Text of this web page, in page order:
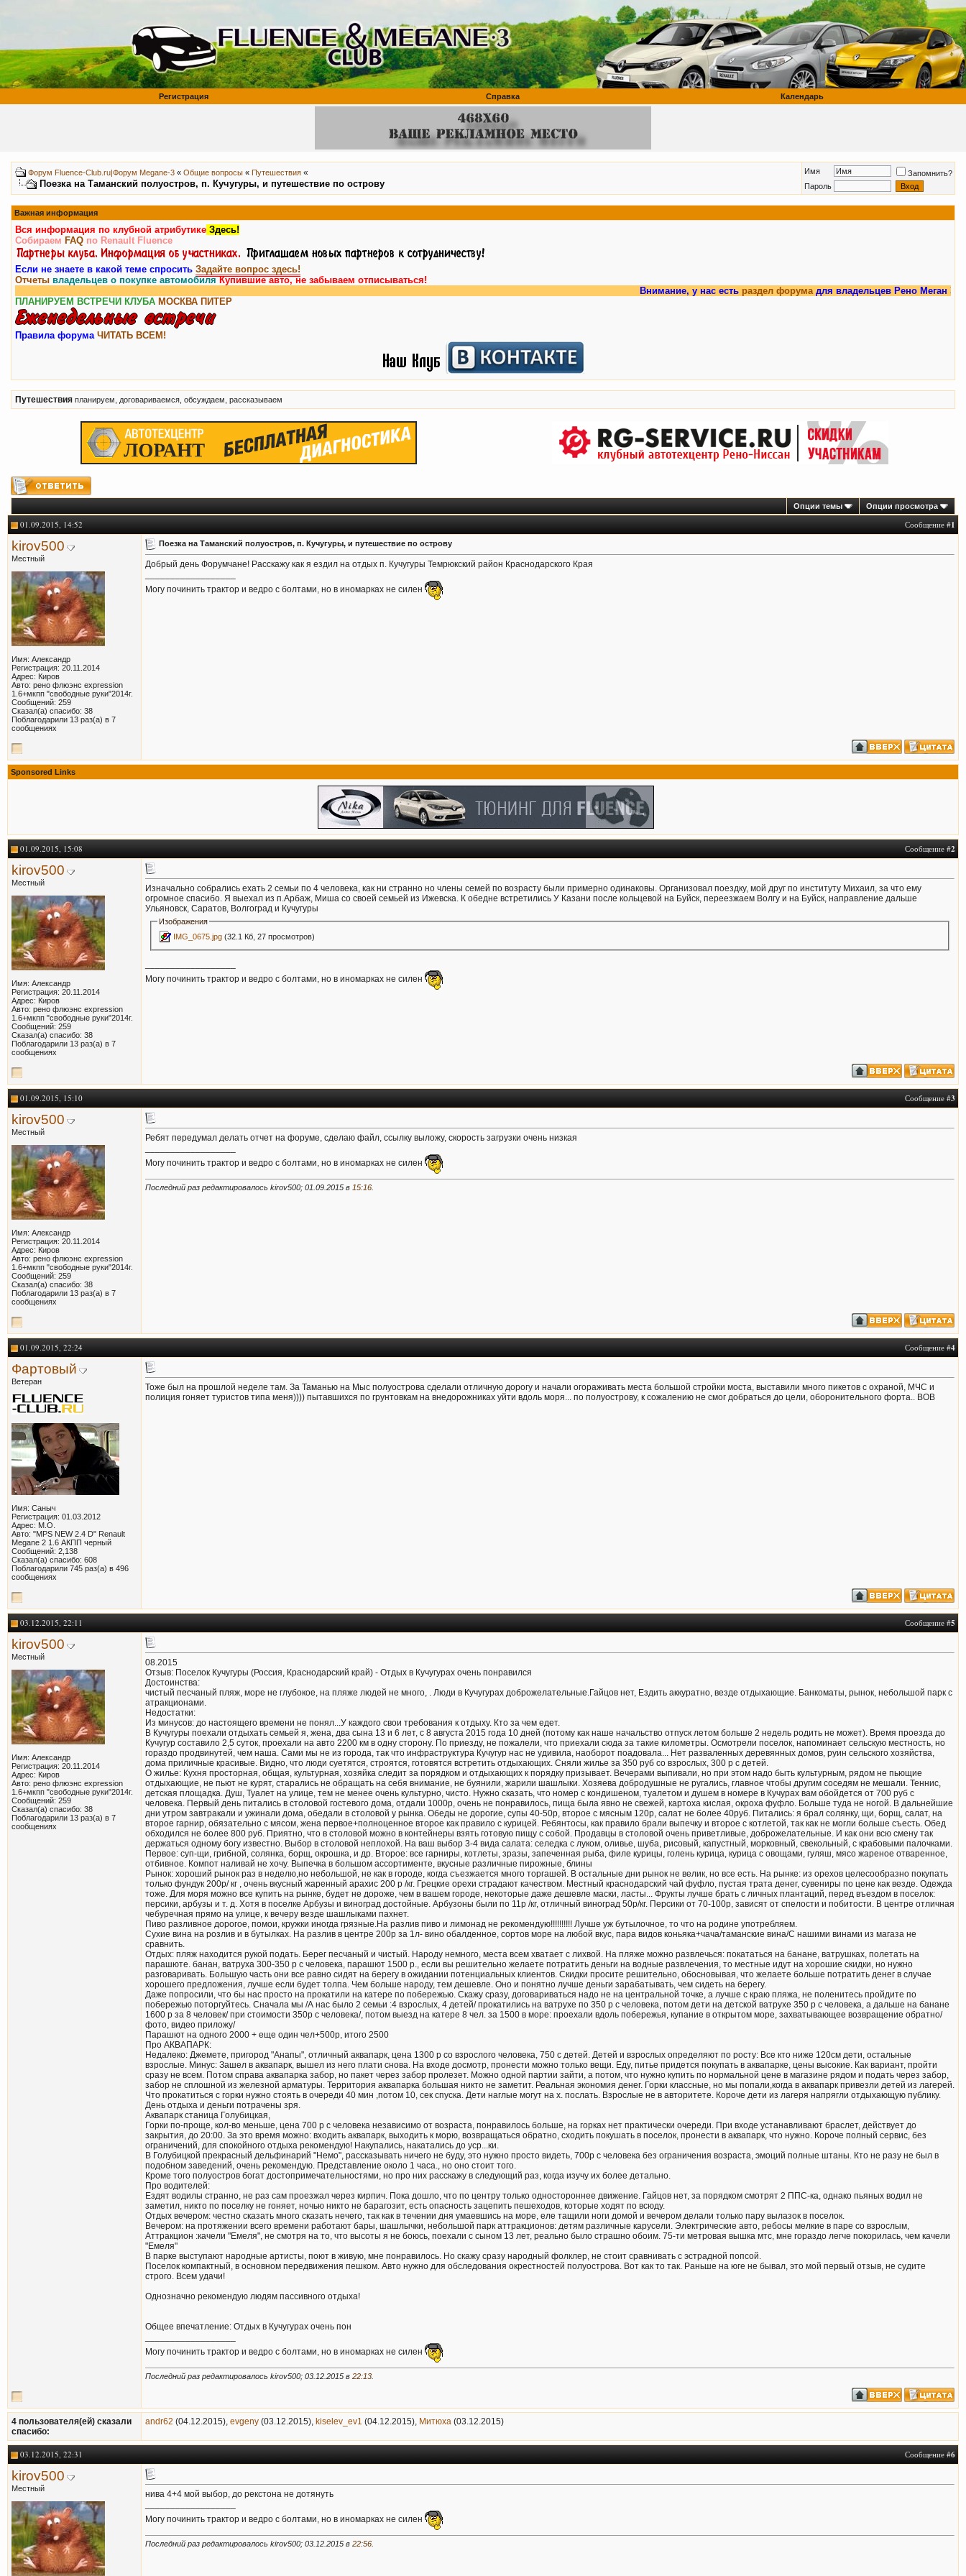
Регистрация Справка Календарь
Форум Fluence-Club.ru|Форум Megane-3 « Общие вопросы « Путешествия «
Поезка на Таманский полуостров, п. Кучугуры, и путешествие по острову
Имя
Запомнить?
Пароль
Важная информация
Вся информация по клубной атрибутике Здесь!
Собираем FAQ по Renault Fluence
Если не знаете в какой теме спросить Задайте вопрос здесь!
Отчеты владельцев о покупке автомобиляКупившие авто, не забываем отписываться!
Внимание, у нас есть раздел форумадля владельцев Рено Меган 3.
ПЛАНИРУЕМ ВСТРЕЧИ КЛУБА МОСКВА ПИТЕР
Правила форума ЧИТАТЬ ВСЕМ!
Путешествия планируем, договариваемся, обсуждаем, рассказываем
Опции темы Опции просмотра
01.09.2015, 14:52 Сообщение #1
kirov500
Местный
Имя: Александр
Регистрация: 20.11.2014
Адрес: Киров
Авто: рено флюэнс expression
1.6+мкпп "свободные руки"2014г.
Сообщений: 259
Сказал(а) спасибо: 38
Поблагодарили 13 раз(а) в 7
сообщениях
Поезка на Таманский полуостров, п. Кучугуры, и путешествие по острову
Добрый день Форумчане! Расскажу как я ездил на отдых п. Кучугуры Темрюкский район Краснодарского Края
Могу починить трактор и ведро с болтами, но в иномарках не силен
Sponsored Links
01.09.2015, 15:08 Сообщение #2
kirov500
Местный
Имя: Александр
Регистрация: 20.11.2014
Адрес: Киров
Авто: рено флюэнс expression
1.6+мкпп "свободные руки"2014г.
Сообщений: 259
Сказал(а) спасибо: 38
Поблагодарили 13 раз(а) в 7
сообщениях
Изначально собрались ехать 2 семьи по 4 человека, как ни странно но члены семей по возрасту были примерно одинаковы. Организовал поездку, мой друг по институту Михаил, за что ему
огромное спасибо. Я выехал из п.Арбаж, Миша со своей семьей из Ижевска. К обедне встретились У Казани после кольцевой на Буйск, переезжаем Волгу и на Буйск, направление дальше
Ульяновск, Саратов, Волгоград и Кучугуры
Изображения
IMG_0675.jpg (32.1 Кб, 27 просмотров)
Могу починить трактор и ведро с болтами, но в иномарках не силен
01.09.2015, 15:10 Сообщение #3
kirov500
Местный
Имя: Александр
Регистрация: 20.11.2014
Адрес: Киров
Авто: рено флюэнс expression
1.6+мкпп "свободные руки"2014г.
Сообщений: 259
Сказал(а) спасибо: 38
Поблагодарили 13 раз(а) в 7
сообщениях
Ребят передумал делать отчет на форуме, сделаю файл, ссылку выложу, скорость загрузки очень низкая
Могу починить трактор и ведро с болтами, но в иномарках не силен
Последний раз редактировалось kirov500; 01.09.2015 в 15:16
01.09.2015, 22:24 Сообщение #4
Фартовый
Ветеран
Имя: Саныч
Регистрация: 01.03.2012
Адрес: М.О.
Авто: "MPS NEW 2.4 D" Renault
Megane 2 1.6 АКПП черный
Сообщений: 2,138
Сказал(а) спасибо: 608
Поблагодарили 745 раз(а) в 496
сообщениях
Тоже был на прошлой неделе там. За Таманью на Мыс полуострова сделали отличную дорогу и начали огораживать места большой стройки моста, выставили много пикетов с охраной, МЧС и
полиция гоняет туристов типа меня)))) пытавшихся по грунтовкам на внедорожниках уйти вдоль моря... по полуострову, к сожалению не смог добраться до цели, оборонительного форта.. ВОВ
03.12.2015, 22:11 Сообщение #5
kirov500
Местный
Имя: Александр
Регистрация: 20.11.2014
Адрес: Киров
Авто: рено флюэнс expression
1.6+мкпп "свободные руки"2014г.
Сообщений: 259
Сказал(а) спасибо: 38
Поблагодарили 13 раз(а) в 7
сообщениях
08.2015
Отзыв: Поселок Кучугуры (Россия, Краснодарский край) - Отдых в Кучугурах очень понравился
Достоинства:
чистый песчаный пляж, море не глубокое, на пляже людей не много, . Люди в Кучугурах доброжелательные.Гайцов нет, Ездить аккуратно, везде отдыхающие. Банкоматы, рынок, небольшой парк с
атракционами.
Недостатки:
Из минусов: до настоящего времени не понял...У каждого свои требования к отдыху. Кто за чем едет.
В Кучугуры поехали отдыхать семьей я, жена, два сына 13 и 6 лет, с 8 августа 2015 года 10 дней (потому как наше начальство отпуск летом больше 2 недель родить не может). Время проезда до
Кучугур составило 2,5 суток, проехали на авто 2200 км в одну сторону. По приезду, не пожалели, что приехали сюда за такие километры. Осмотрели поселок, напоминает сельскую местность, но
гораздо продвинутей, чем наша. Сами мы не из города, так что инфраструктура Кучугур нас не удивила, наоборот поадовала... Нет разваленных деревянных домов, руин сельского хозяйства,
дома приличные красивые. Видно, что люди суетятся, строятся, готовятся встретить отдыхающих. Сняли жилье за 350 руб со взрослых, 300 р с детей.
О жилье: Кухня просторная, общая, культурная, хозяйка следит за порядком и отдыхающих к порядку призывает. Вечерами выпивали, но при этом надо быть культурным, рядом не пьющие
отдыхающие, не пьют не курят, старались не обращать на себя внимание, не буянили, жарили шашлыки. Хозяева добродушные не ругались, главное чтобы другим соседям не мешали. Теннис,
детская площадка. Душ, Туалет на улице, тем не менее очень культурно, чисто. Нужно сказать, что номер с кондишеном, туалетом и душем в номере в Кучурах вам обойдется от 700 руб с
человека. Первый день питались в столовой гостевого дома, отдали 1000р, очень не понравилось, пища была явно не свежей, картоха кислая, окроха фуфло. Больше туда не ногой. В дальнейшие
дни утром завтракали и ужинали дома, обедали в столовой у рынка. Обеды не дорогие, супы 40-50р, второе с мясным 120р, салат не более 40руб. Питались: я брал солянку, щи, борщ, салат, на
второе гарнир, обязательно с мясом, жена первое+полноценное второе как правило с курицей. Ребянтосы, как правило брали выпечку и второе с котлетой, так как не могли больше съесть. Обед
обходился не более 800 руб. Приятно, что в столовой можно в контейнеры взять готовую пищу с собой. Продавцы в столовой очень приветливые, доброжелательные. И как они всю смену так
держаться одному богу известно. Выбор в столовой неплохой. На ваш выбор 3-4 вида салата: селедка с луком, оливье, шуба, рисовый, капустный, морковный, свекольный, с крабовыми палочками.
Первое: суп-щи, грибной, солянка, борщ, окрошка, и др. Второе: все гарниры, котлеты, зразы, запеченная рыба, филе курицы, голень курица, курица с овощами, гуляш, мясо жареное отваренное,
отбивное. Компот наливай не хочу. Выпечка в большом ассортименте, вкусные различные пирожные, блины
Рынок: хороший рынок раз в неделю,но небольшой, не как в городе, когда съезжается много торгашей. В остальные дни рынок не велик, но все есть. На рынке: из орехов целесообразно покупать
только фундук 200р/ кг , очень вкусный жаренный арахис 200 р /кг. Грецкие орехи страдают качеством. Местный краснодарский чай фуфло, пустая трата денег, сувениры по цене как везде. Одежда
тоже. Для моря можно все купить на рынке, будет не дороже, чем в вашем городе, некоторые даже дешевле маски, ласты... Фрукты лучше брать с личных плантаций, перед въездом в поселок:
персики, арбузы и т. д. Хотя в поселке Арбузы и виноград достойные. Арбузоны были по 11р /кг, отличный виноград 50р/кг. Персики от 70-100р, зависят от спелости и побитости. В центре отличная
чебуречная прямо на улице, к вечеру везде шашлыками пахнет.
Пиво разливное дорогое, помои, кружки иногда грязные.На разлив пиво и лимонад не рекомендую!!!!!!!!!! Лучше уж бутылочное, то что на родине употребляем.
Сухие вина на розлив и в бутылках. На разлив в центре 200р за 1л- вино обалденное, сортов море на любой вкус, пара видов коньяка+чача/таманские вина/С нашими винами из магаза не
сравнить.
Отдых: пляж находится рукой подать. Берег песчаный и чистый. Народу немного, места всем хватает с лихвой. На пляже можно развлечься: покататься на банане, ватрушках, полетать на
парашюте. банан, ватруха 300-350 р с человека, парашют 1500 р., если вы решительно желаете потратить деньги на водные развлечения, то местные идут на хорошие скидки, но нужно
разговаривать. Большую часть они все равно сидят на берегу в ожидании потенциальных клиентов. Скидки просите решительно, обосновывая, что желаете больше потратить денег в случае
хорошего предложения, лучше если будет толпа. Чем больше народу, тем дешевле. Оно и понятно лучше деньги зарабатывать, чем сидеть на берегу.
Даже попросили, что бы нас просто на прокатили на катере по побережью. Скажу сразу, договариваться надо не на центральной точке, а лучше с краю пляжа, не поленитесь пройдите по
побережью поторгуйтесь. Сначала мы /А нас было 2 семьи :4 взрослых, 4 детей/ прокатились на ватрухе по 350 р с человека, потом дети на детской ватрухе 350 р с человека, а дальше на банане
1600 р за 8 человек/ при стоимости 350р с человека/, потом выезд на катере 8 чел. за 1500 в море: проехали вдоль побережья, купание в открытом море, захватывающее возвращение обратно/
фото, видео приложу/
Парашют на одного 2000 + еще один чел+500р, итого 2500
Про АКВАПАРК:
Недалеко: Джемете, пригород "Анапы", отличный аквапарк, цена 1300 р со взрослого человека, 750 с детей. Детей и взрослых определяют по росту: Все кто ниже 120см дети, остальные
взрослые. Минус: Зашел в аквапарк, вышел из него плати снова. На входе досмотр, пронести можно только вещи. Еду, питье придется покупать в аквапарке, цены высокие. Как вариант, пройти
сразу не всем. Потом справа аквапарка забор, но пакет через забор пролезет. Можно одной партии зайти, а потом, что нужно купить по нормальной цене в магазине рядом и подать через забор,
забор не сплошной из железной арматуры. Территория аквапарка большая никто не заметит. Реальная экономия денег. Горки классные, но мы попали,когда в аквапарк привезли детей из лагерей.
Что прокатиться с горки нужно стоять в очереди 40 мин ,потом 10, сек спуска. Дети наглые могут на х. послать. Взрослые не в авторитете. Короче дети из лагеря напрягли отдыхающую публику.
День отдыха и деньги потрачены зря.
Аквапарк станица Голубицкая,
Горки по-проще, кол-во меньше, цена 700 р с человека независимо от возраста, понравилось больше, на горках нет практически очереди. При входе устанавливают браслет, действует до
закрытия, до 20:00. За это время можно: входить аквапарк, выходить к морю, возвращаться обратно, сходить покушать в поселок, пронести в аквапарк, что нужно. Короче полный сервис, без
ограничений, для спокойного отдыха рекомендую! Накупались, накатались до уср...ки.
В Голубицкой прекрасный дельфинарий "Немо", рассказывать ничего не буду, это нужно просто видеть, 700р с человека без ограничения возраста, эмоций полные штаны. Кто не разу не был в
подобном заведений, очень рекомендую. Представление около 1 часа., но оно стоит того.
Кроме того полуостров богат достопримечательностями, но про них расскажу в следующий раз, когда изучу их более детально.
Про водителей:
Ездят водилы странно, не раз сам проезжал через кирпич. Пока дошло, что по центру только одностороннее движение. Гайцов нет, за порядком смотрят 2 ППС-ка, однако пьяных водил не
заметил, никто по поселку не гоняет, ночью никто не барагозит, есть опасность зацепить пешеходов, которые ходят по всюду.
Отдых вечером: честно сказать много сказать нечего, так как в течении дня умаевшись на море, еле тащили ноги домой и вечером делали только пару вылазок в поселок.
Вечером: на протяжении всего времени работают бары, шашлычки, небольшой парк аттракционов: детям различные карусели. Электрические авто, ребосы мелкие в паре со взрослым,
Аттракцион :качели "Емеля", не смотря на то, что высоты я не боюсь, поехали с сыном 13 лет, реально было страшно обоим. 75-ти метровая вышка мтс, мне гораздо легче покорилась, чем качели
"Емеля"
В парке выступают народные артисты, поют в живую, мне понравилось. Но скажу сразу народный фолклер, не стоит сравнивать с эстрадной попсой.
Поселок компактный, в основном передвижения пешком. Авто нужно для обследования окрестностей полуострова. Вот как то так. Раньше на юге не бывал, это мой первый отзыв, не судите
строго. Всем удачи!
Однозначно рекомендую людям пассивного отдыха!
Общее впечатление: Отдых в Кучугурах очень пон
Могу починить трактор и ведро с болтами, но в иномарках не силен
Последний раз редактировалось kirov500; 03.12.2015 в 22:13
4 пользователя(ей) сказали
cпасибо:
andr62 (04.12.2015), evgeny (03.12.2015), kiselev_ev1 (04.12.2015), Митюха (03.12.2015)
03.12.2015, 22:31 Сообщение #6
kirov500
Местный
нива 4+4 мой выбор, до рекстона не дотянуть
Могу починить трактор и ведро с болтами, но в иномарках не силен
Последний раз редактировалось kirov500; 03.12.2015 в 22:56